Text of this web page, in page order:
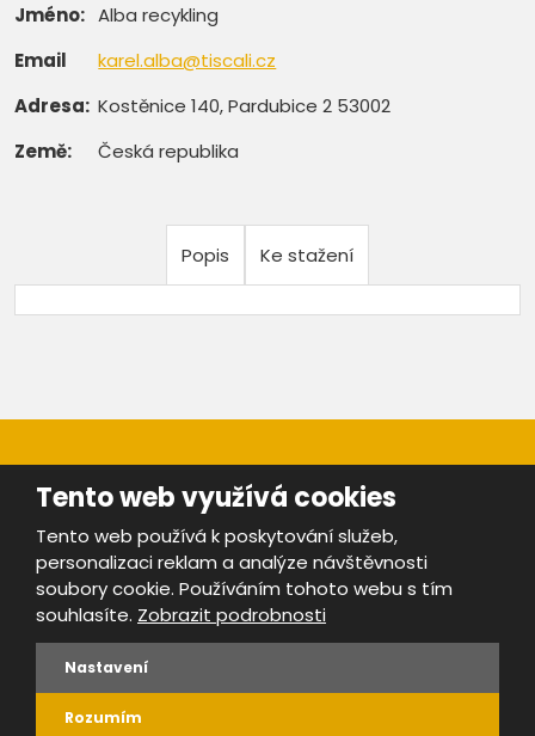
Jméno: Alba recykling
Email
karel.alba@tiscali.cz
Adresa: Kostěnice 140, Pardubice 2 53002
Země:
Česká republika
Popis Ke stažení
Provozovatel portálu ŠROTY.cz je
Mapa stránek |Bezpečnost a ochrana osobních údajů
Podmínky použití
Tento web využívá cookies
Tento web používá k poskytování služeb,
personalizaci reklam a analýze návštěvnosti
soubory cookie. Používáním tohoto webu s tím
souhlasíte. Zobrazit podrobnosti
Nastavení
Rozumím